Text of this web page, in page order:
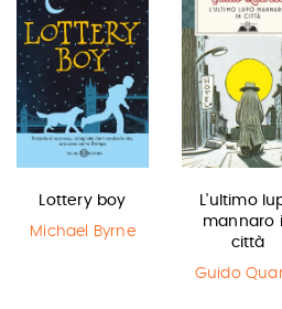
Lottery boy
Michael Byrne
L'ultimo
mannaro
città
Guido